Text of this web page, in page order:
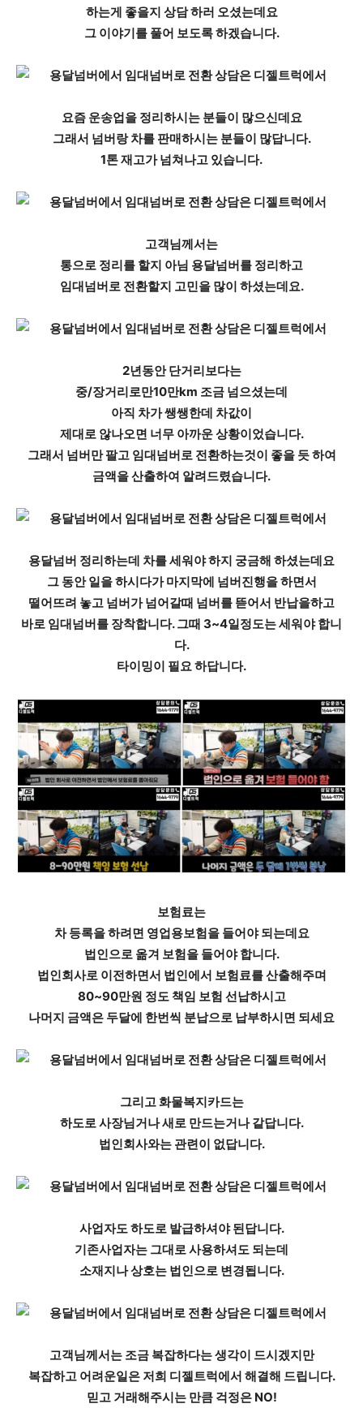
하는게 좋을지 상담 하러 오셨는데요
그 이야기를 풀어 보도록 하겠습니다.
요즘 운송업을 정리하시는 분들이 많으신데요
그래서 넘버랑 차를 판매하시는 분들이 많답니다.
1톤 재고가 넘쳐나고 있습니다.
고객님께서는
통으로 정리를 할지 아님 용달넘버를 정리하고
임대넘버로 전환할지 고민을 많이 하셨는데요.
2년동안 단거리보다는
중/장거리로만10만km 조금 넘으셨는데
아직 차가 쌩쌩한데 차값이
제대로 않나오면 너무 아까운 상황이었습니다.
그래서 넘버만 팔고 임대넘버로 전환하는것이 좋을 듯 하여
금액을 산출하여 알려드렸습니다.
용달넘버 정리하는데 차를 세워야 하지 궁금해 하셨는데요
그 동안 일을 하시다가 마지막에 넘버진행을 하면서
떨어뜨려 놓고 넘버가 넘어갈때 넘버를 뜯어서 반납을하고
바로 임대넘버를 장착합니다. 그때 3~4일정도는 세워야 합니
다.
타이밍이 필요 하답니다.
보험료는
차 등록을 하려면 영업용보험을 들어야 되는데요
법인으로 옮겨 보험을 들어야 합니다.
법인회사로 이전하면서 법인에서 보험료를 산출해주며
80~90만원 정도 책임 보험 선납하시고
나머지 금액은 두달에 한번씩 분납으로 납부하시면 되세요
그리고 화물복지카드는
하도로 사장님거나 새로 만드는거나 같답니다.
법인회사와는 관련이 없답니다.
사업자도 하도로 발급하셔야 된답니다.
기존사업자는 그대로 사용하셔도 되는데
소재지나 상호는 법인으로 변경됩니다.
고객님께서는 조금 복잡하다는 생각이 드시겠지만
복잡하고 어려운일은 저희 디젤트럭에서 해결해 드립니다.
믿고 거래해주시는 만큼 걱정은 NO!